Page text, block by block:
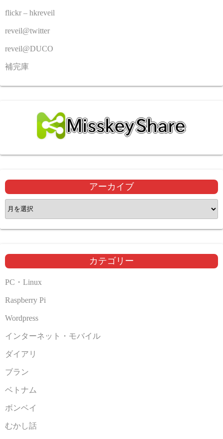
flickr – hkreveil
reveil@twitter
reveil@DUCO
補完庫
アーカイブ
ア
ー
カ
ブ
カテゴリー
PC・Linux
Raspberry Pi
Wordpress
インターネット・モバイル
ダイアリ
ブラン
ベトナム
ボンベイ
むかし話